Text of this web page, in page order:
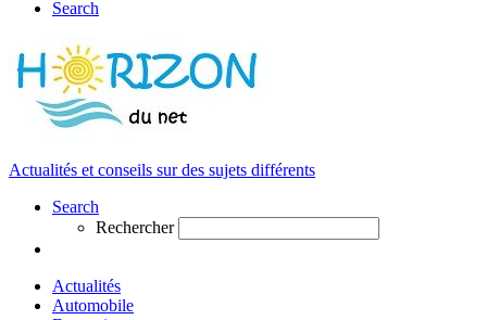
Search
Actualités et conseils sur des sujets différents
Search
Rechercher
Actualités
Automobile